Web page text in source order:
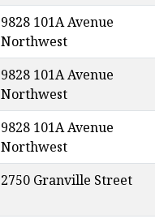
9828 101A Avenue
Northwest
9828 101A Avenue
Northwest
9828 101A Avenue
Northwest
2750 Granville Street